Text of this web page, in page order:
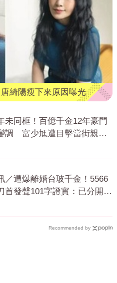
綺陽瘦下來原因曝光
未同框！百億千金12年豪門
調 富少尪遭目擊當街親吻
／遭爆離婚台玻千金！5566
首發聲101字證實：已分開一
Recommended by